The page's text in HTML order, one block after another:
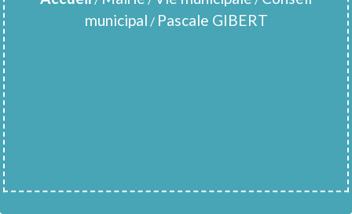
municipal / Pascale GIBERT